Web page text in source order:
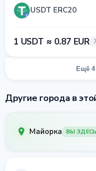
USDT ERC20
1 USDT ≈ 0.87 EUR
Ещё 4
Другие города в
Майорка ВЫ ЗДЕСЬ